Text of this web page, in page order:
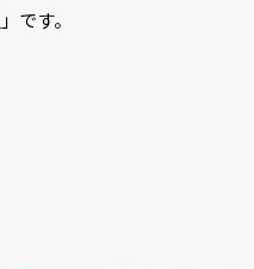
です。